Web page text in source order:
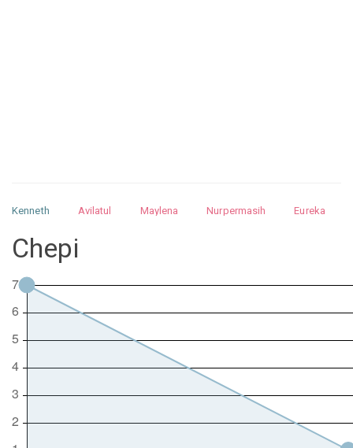
Kenneth Avilatul Maylena Nurpermasih
Eureka
Nurhilman
Pathin
Chepi